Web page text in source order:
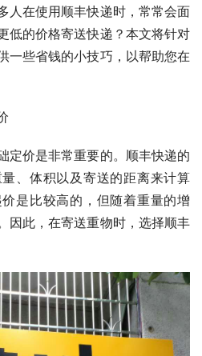
人在使用顺丰快递时，常常会面
低的价格寄送快递？本文将针对
一些省钱的小技巧，以帮助您在
定价是非常重要的。顺丰快递的
、体积以及寄送的距离来计算
是比较高的，但随着重量的增
因此，在寄送重物时，选择顺丰